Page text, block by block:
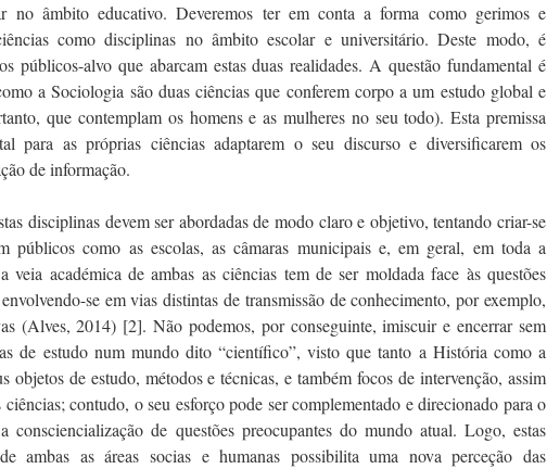
no âmbito educativo. Deveremos ter em conta a forma como gerimos e
como disciplinas no âmbito escolar e universitário. Deste modo, é
públicos-alvo que abarcam estas duas realidades. A questão fundamental é
a Sociologia são duas ciências que conferem corpo a um estudo global e
que contemplam os homens e as mulheres no seu todo). Esta premissa
para as próprias ciências adaptarem o seu discurso e diversificarem os
de informação.
disciplinas devem ser abordadas de modo claro e objetivo, tentando criar-se
públicos como as escolas, as câmaras municipais e, em geral, em toda a
veia académica de ambas as ciências tem de ser moldada face às questões
se em vias distintas de transmissão de conhecimento, por exemplo,
(Alves, 2014) [2]. Não podemos, por conseguinte, imiscuir e encerrar sem
de estudo num mundo dito “científico”, visto que tanto a História como a
objetos de estudo, métodos e técnicas, e também focos de intervenção, assim
ciências; contudo, o seu esforço pode ser complementado e direcionado para o
consciencialização de questões preocupantes do mundo atual. Logo, estas
ambas as áreas socias e humanas possibilita uma nova perceção das